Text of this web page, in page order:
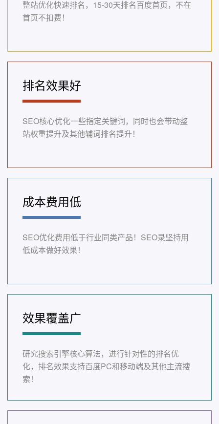
整站优化快速排名，15-30天排名百度首页，不在
首页不扣费！
排名效果好
SEO核心优化一些指定关键词，同时也会带动整
站权重提升及其他辅词排名提升！
成本费用低
SEO优化费用低于行业同类产品！SEO录坚持用
低成本做好效果！
效果覆盖广
研究搜索引擎核心算法，进行针对性的排名优
化，排名效果支持百度PC和移动端及其他主流搜
索！